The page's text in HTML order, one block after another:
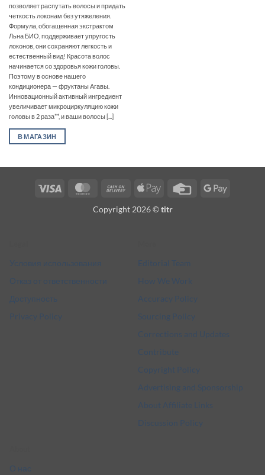
позволяет распутать волосы и придать
четкость локонам без утяжеления.
Формула, обогащенная экстрактом
Льна БИО, поддерживает упругость
локонов, они сохраняют легкость и
естественный вид! Красота волос
начинается со здоровья кожи головы.
Поэтому в основе нашего
кондиционера — фруктаны Агавы.
Инновационный активный ингредиент
увеличивает микроциркуляцию кожи
головы в 2 раза**, и ваши волосы [...]
В МАГАЗИН
Visa MasterCardCash
Delivery
Apple
Credit
Google
Copyright 2026 ©titr
Условия использования
Отказ от ответственности
Доступность
Privacy Policy
Editorial Team
How We Work
Accuracy Policy
Sourcing Policy
Corrections and Updates
Contribute
Copyright Policy
Advertising and Sponsorship
About Affiliate Links
Discussion Policy
О нас